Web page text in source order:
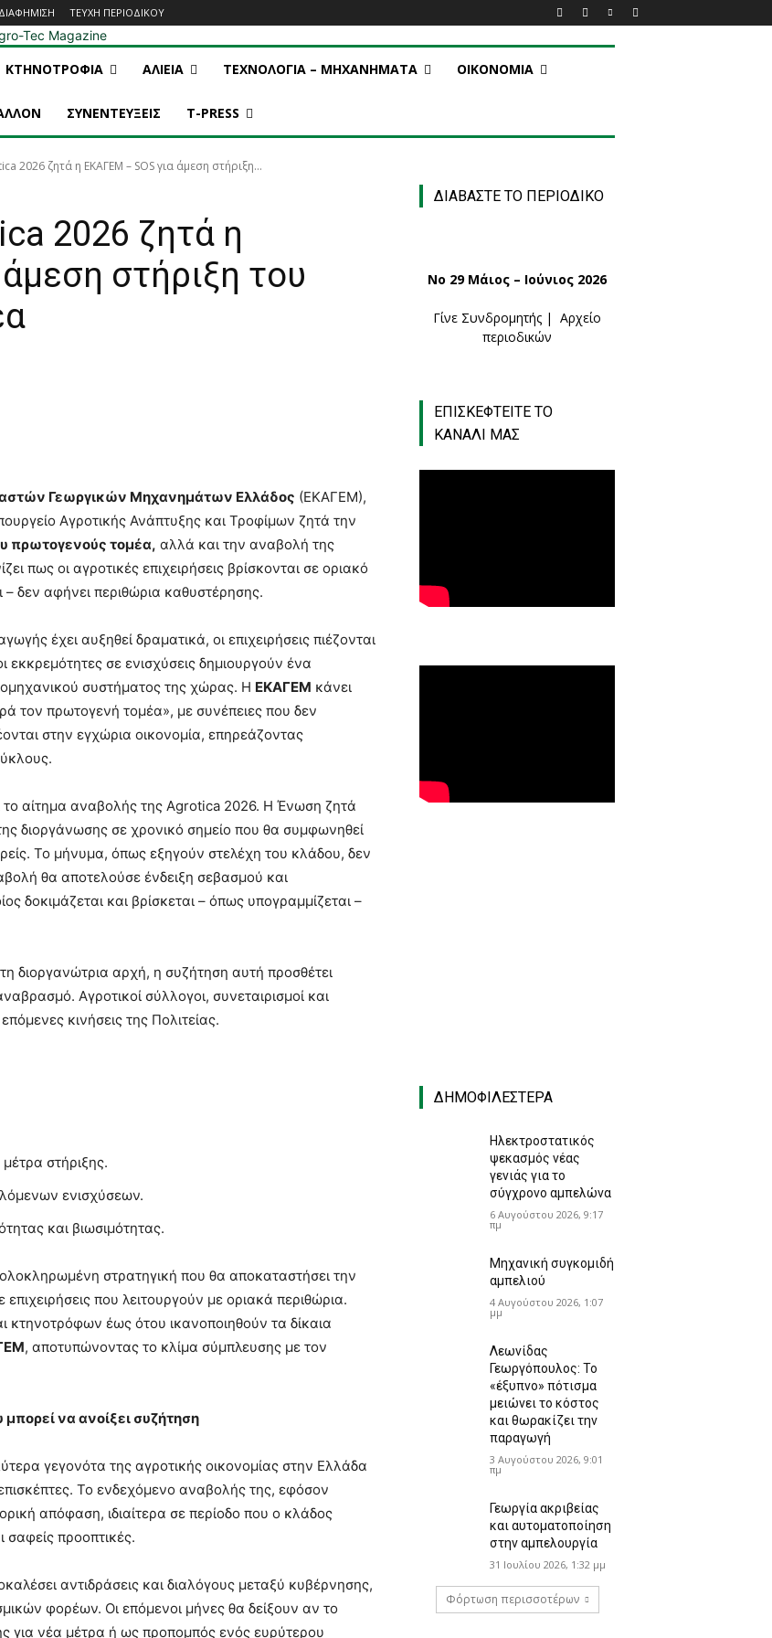
ΔΙΑΦΗΜΙΣΗ ΤΕΥΧΗ ΠΕΡΙΟΔΙΚΟΥ
ΚΤΗΝΟΤΡΟΦΙΑ ΑΛΙΕΙΑ ΤΕΧΝΟΛΟΓΙΑ – ΜΗΧΑΝΗΜΑΤΑ ΟΙΚΟΝΟΜΙΑ
ΣΥΝΕΝΤΕΥΞΕΙΣ T-PRESS
2026 ζητά η ΕΚΑΓΕΜ – SOS για άμεση στήριξη...
2026 ζητά η
στήριξη του
Γεωργικών Μηχανημάτων Ελλάδος (ΕΚΑΓΕΜ),
Αγροτικής Ανάπτυξης και Τροφίμων ζητά την
πρωτογενούς τομέα, αλλά και την αναβολή της
πως οι αγροτικές επιχειρήσεις βρίσκονται σε οριακό
δεν αφήνει περιθώρια καθυστέρησης.
έχει αυξηθεί δραματικά, οι επιχειρήσεις πιέζονται
σε ενισχύσεις δημιουργούν ένα
συστήματος της χώρας. Η ΕΚΑΓΕΜ κάνει
τον πρωτογενή τομέα», με συνέπειες που δεν
στην εγχώρια οικονομία, επηρεάζοντας
το αίτημα αναβολής της Agrotica 2026. Η Ένωση ζητά
διοργάνωσης σε χρονικό σημείο που θα συμφωνηθεί
Το μήνυμα, όπως εξηγούν στελέχη του κλάδου, δεν
θα αποτελούσε ένδειξη σεβασμού και
δοκιμάζεται και βρίσκεται – όπως υπογραμμίζεται –
διοργανώτρια αρχή, η συζήτηση αυτή προσθέτει
Αγροτικοί σύλλογοι, συνεταιρισμοί και
κινήσεις της Πολιτείας.
στήριξης.
ενισχύσεων.
και βιωσιμότητας.
ολοκληρωμένη στρατηγική που θα αποκαταστήσει την
που λειτουργούν με οριακά περιθώρια.
έως ότου ικανοποιηθούν τα δίκαια
, αποτυπώνοντας το κλίμα σύμπλευσης με τον
να ανοίξει συζήτηση
γεγονότα της αγροτικής οικονομίας στην Ελλάδα
Το ενδεχόμενο αναβολής της, εφόσον
απόφαση, ιδιαίτερα σε περίοδο που ο κλάδος
σαφείς προοπτικές.
αντιδράσεις και διαλόγους μεταξύ κυβέρνησης,
φορέων. Οι επόμενοι μήνες θα δείξουν αν το
για νέα μέτρα ή ως προπομπός ενός ευρύτερου
ΔΙΑΒΑΣΤΕ ΤΟ ΠΕΡΙΟΔΙΚΟ
Νο 29 Μάιος – Ιούνιος 2026
Γίνε Συνδρομητής | Αρχείο
περιοδικών
ΕΠΙΣΚΕΦΤΕΙΤΕ ΤΟ
ΚΑΝΑΛΙ ΜΑΣ
ΔΗΜΟΦΙΛΈΣΤΕΡΑ
Ηλεκτροστατικός
ψεκασμός νέας
γενιάς για το
σύγχρονο αμπελώνα
6 Αυγούστου 2026, 9:17
πμ
Μηχανική συγκομιδή
αμπελιού
4 Αυγούστου 2026, 1:07
μμ
Λεωνίδας
Γεωργόπουλος: Το
«έξυπνο» πότισμα
μειώνει το κόστος
και θωρακίζει την
παραγωγή
3 Αυγούστου 2026, 9:01
πμ
Γεωργία ακριβείας
και αυτοματοποίηση
στην αμπελουργία
31 Ιουλίου 2026, 1:32 μμ
Φόρτωση περισσοτέρων